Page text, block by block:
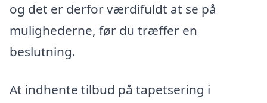
og det er derfor værdifuldt at se på
mulighederne, før du træffer en
beslutning.
At indhente tilbud på tapetsering i